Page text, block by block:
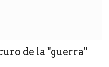
de la "guerra"